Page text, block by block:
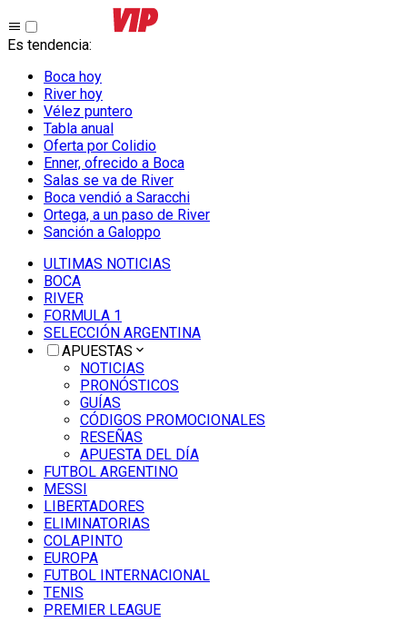
Es tendencia:
Boca hoy
River hoy
Vélez puntero
Tabla anual
Oferta por Colidio
Enner, ofrecido a Boca
Salas se va de River
Boca vendió a Saracchi
Ortega, a un paso de River
Sanción a Galoppo
ULTIMAS NOTICIAS
BOCA
RIVER
FORMULA 1
SELECCIÓN ARGENTINA
APUESTAS
NOTICIAS
PRONÓSTICOS
GUÍAS
CÓDIGOS PROMOCIONALES
RESEÑAS
APUESTA DEL DÍA
FUTBOL ARGENTINO
MESSI
LIBERTADORES
ELIMINATORIAS
COLAPINTO
EUROPA
FUTBOL INTERNACIONAL
TENIS
PREMIER LEAGUE